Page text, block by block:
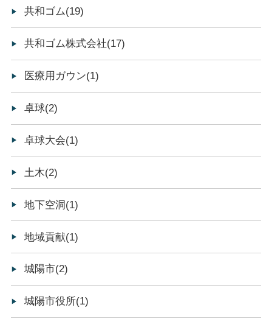
共和ゴム(19)
共和ゴム株式会社(17)
医療用ガウン(1)
卓球(2)
卓球大会(1)
土木(2)
地下空洞(1)
地域貢献(1)
城陽市(2)
城陽市役所(1)